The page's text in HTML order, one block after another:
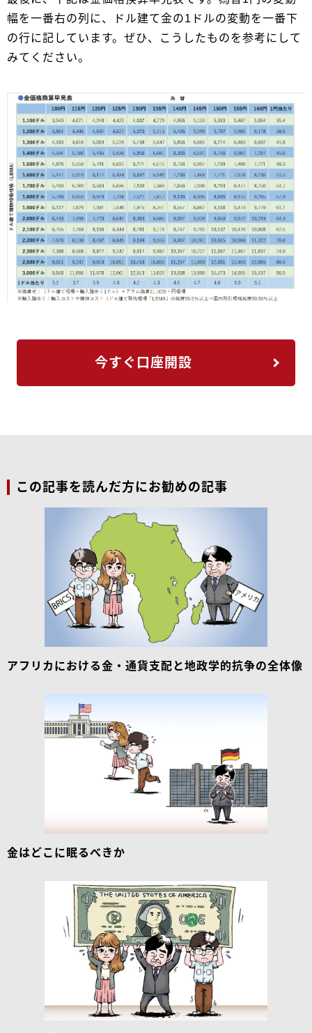
幅を一番右の列に、ドル建て金の1ドルの変動を一番下
の行に記しています。ぜひ、こうしたものを参考にして
みてください。
今すぐ口座開設
この記事を読んだ方にお勧めの記事
アフリカにおける金・通貨支配と地政学的抗争の全体像
金はどこに眠るべきか